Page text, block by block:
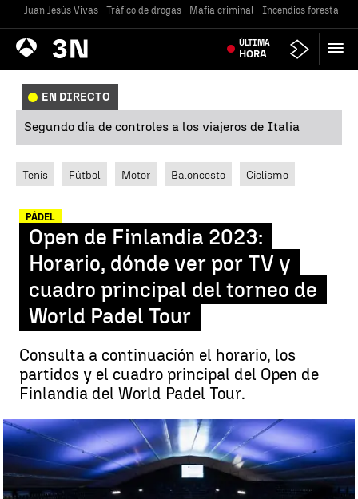
Juan Jesús Vivas Tráfico de drogas Mafia criminal Incendios forestales
Antena
3 Noticias ÚLTIMA
HORA
EN DIRECTO
Segundo día de controles a los viajeros de Italia
Tenis Fútbol Motor Baloncesto Ciclismo
PÁDEL
Open de Finlandia 2023:
Horario, dónde ver por TV y
cuadro principal del torneo de
World Padel Tour
Consulta a continuación el horario, los
partidos y el cuadro principal del Open de
Finlandia del World Padel Tour.